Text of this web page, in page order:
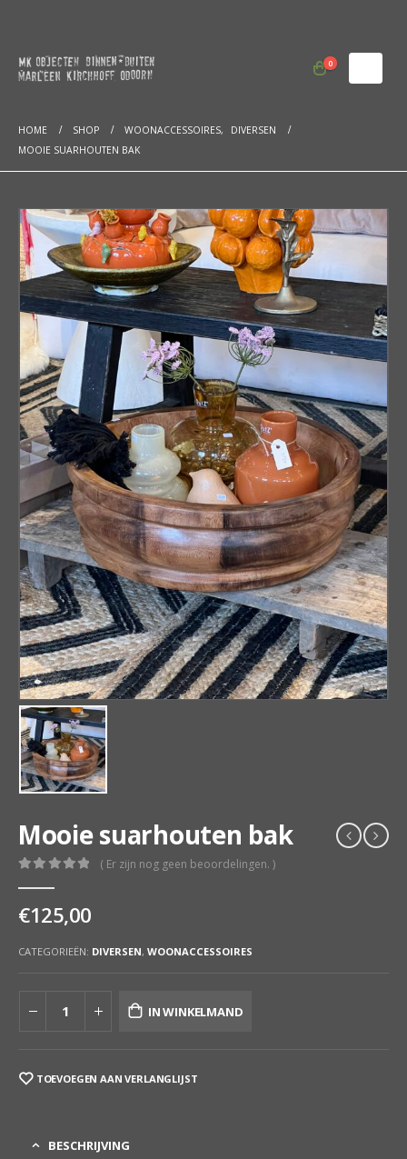
0
HOME SHOP WOONACCESSOIRES,
DIVERSEN
MOOIE SUARHOUTEN BAK
Mooie suarhouten bak
( Er zijn nog geen beoordelingen. )
€125,00
CATEGORIEËN: DIVERSEN, WOONACCESSOIRES
IN WINKELMAND
TOEVOEGEN AAN VERLANGLIJST
BESCHRIJVING